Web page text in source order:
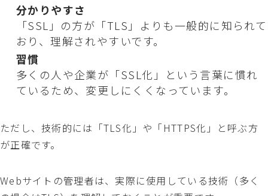
分かりやすさ
「SSL」の方が「TLS」よりも一般的に知られて
おり、理解されやすいです。
習慣
多くの人や企業が「SSL化」という言葉に慣れ
ているため、変更しにくくなっています。
ただし、技術的には「TLS化」や「HTTPS化」と呼ぶ方
が正確です。
Webサイトの管理者は、実際に使用している技術（多く